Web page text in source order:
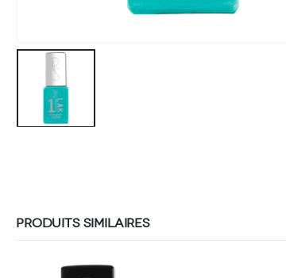
PRODUITS SIMILAIRES